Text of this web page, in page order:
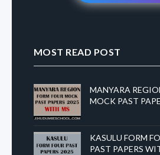
MOST READ POST
MANYARA
MOCK PAST
KASULU FORM
PAST PAPERS